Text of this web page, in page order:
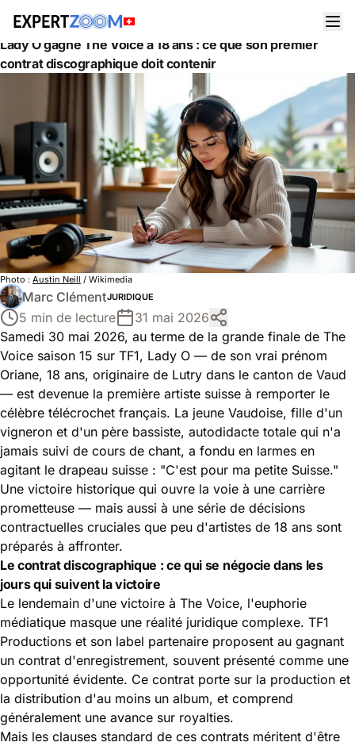
Actualités
Juridique
Lady O gagne The Voice à 18 ans : ce que son premier
contrat discographique doit contenir
Photo : Austin Neill / Wikimedia
Marc ClémentJURIDIQUE
5 min de lecture
31 mai 2026
Samedi 30 mai 2026, au terme de la grande finale de The
Voice saison 15 sur TF1, Lady O — de son vrai prénom
Oriane, 18 ans, originaire de Lutry dans le canton de Vaud
— est devenue la première artiste suisse à remporter le
célèbre télécrochet français. La jeune Vaudoise, fille d'un
vigneron et d'un père bassiste, autodidacte totale qui n'a
jamais suivi de cours de chant, a fondu en larmes en
agitant le drapeau suisse : "C'est pour ma petite Suisse."
Une victoire historique qui ouvre la voie à une carrière
prometteuse — mais aussi à une série de décisions
contractuelles cruciales que peu d'artistes de 18 ans sont
préparés à affronter.
Le contrat discographique : ce qui se négocie dans les
jours qui suivent la victoire
Le lendemain d'une victoire à The Voice, l'euphorie
médiatique masque une réalité juridique complexe. TF1
Productions et son label partenaire proposent au gagnant
un contrat d'enregistrement, souvent présenté comme une
opportunité évidente. Ce contrat porte sur la production et
la distribution d'au moins un album, et comprend
généralement une avance sur royalties.
Mais les clauses standard de ces contrats méritent d'être